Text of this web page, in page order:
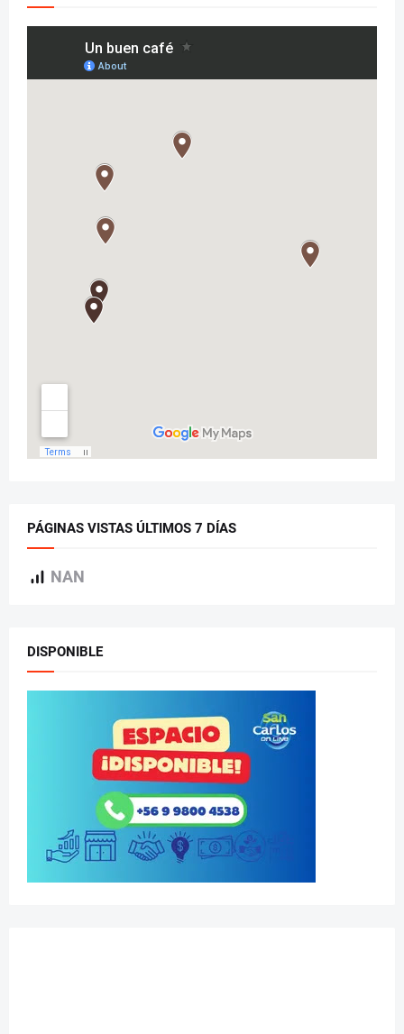
PÁGINAS VISTAS ÚLTIMOS 7 DÍAS
NAN
DISPONIBLE